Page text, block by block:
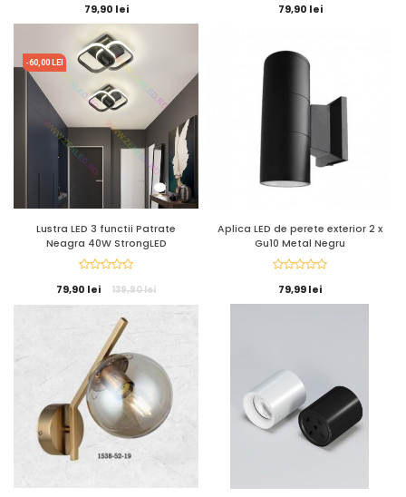
79,90 lei 79,90 lei
-60,00 LEI
Lustra LED 3 functii Patrate
Neagra 40W StrongLED
79,90 lei 139,90 lei
Aplica LED de perete exterior 2 x
Gu10 Metal Negru
79,99 lei